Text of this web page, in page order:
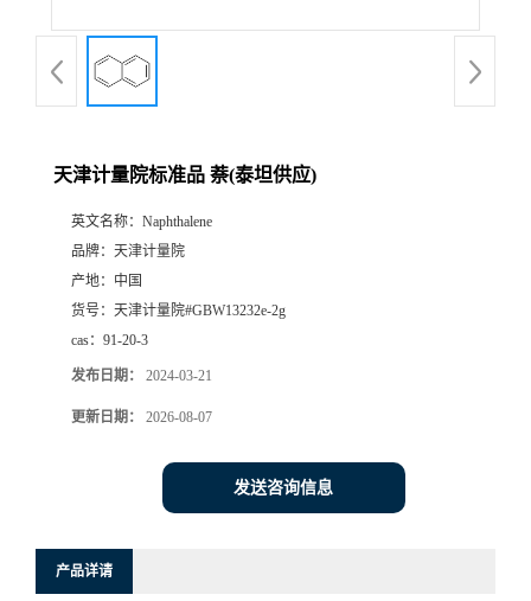
天津计量院标准品 萘(泰坦供应)
英文名称： Naphthalene
品牌： 天津计量院
产地： 中国
货号： 天津计量院#GBW13232e-2g
cas： 91-20-3
发布日期： 2024-03-21
更新日期： 2026-08-07
发送咨询信息
产品详请